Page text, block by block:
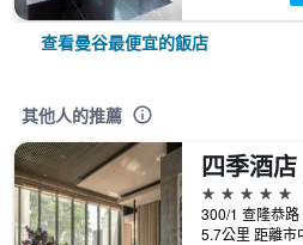
查看曼谷最便宜的飯店
其他人的推薦
5星級
5.7公里 距離市